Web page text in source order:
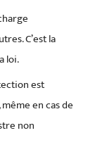
C’est la
loi.
est
en cas de
non